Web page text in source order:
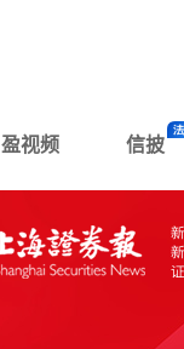
盈视频 信披